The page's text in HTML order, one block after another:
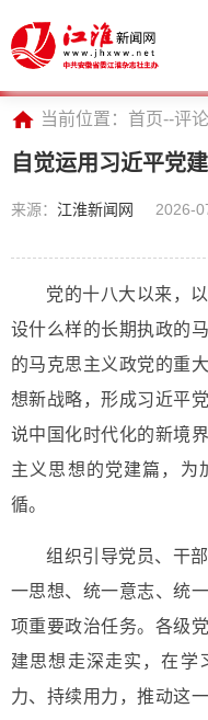
当前位置： 首页--评论
自觉运用习近平党
来源： 江淮新闻网 2026-
党的十八大以来，
设什么样的长期执政的
的马克思主义政党的重
想新战略，形成习近平
说中国化时代化的新境
主义思想的党建篇，为
循。
组织引导党员、干
一思想、统一意志、统
项重要政治任务。各级
建思想走深走实，在学
力、持续用力，推动这